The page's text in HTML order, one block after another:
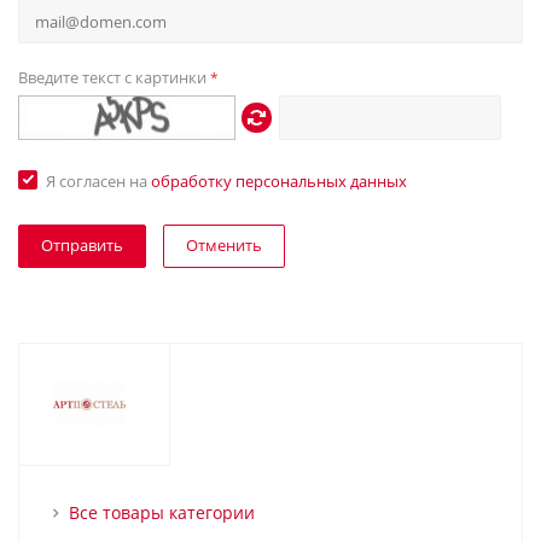
Введите текст с картинки *
Я согласен на обработку персональных данных
Отменить
Все товары категории